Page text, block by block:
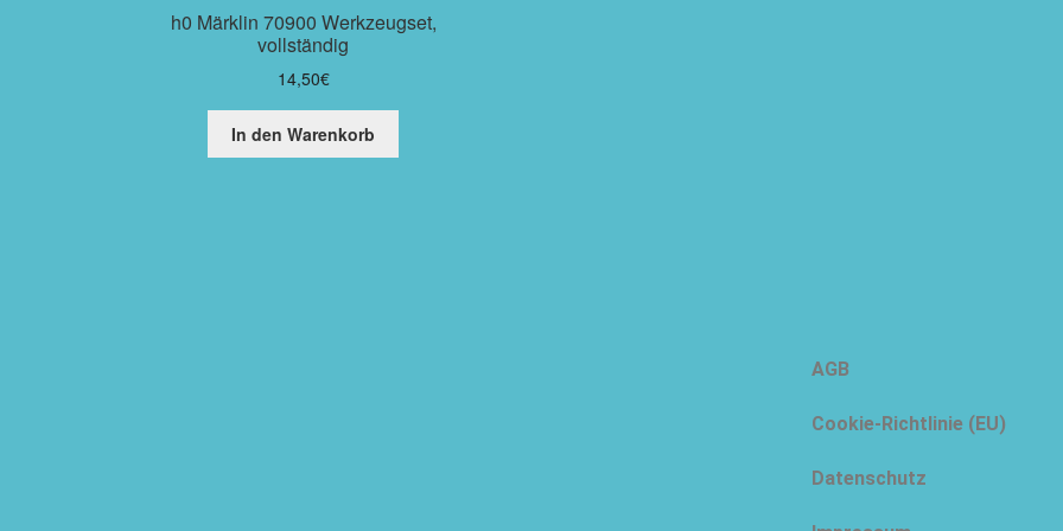
h0 Märklin 70900 Werkzeugset,
vollständig
14,50€
In den Warenkorb
AGB
Cookie-Richtlinie (EU)
Datenschutz